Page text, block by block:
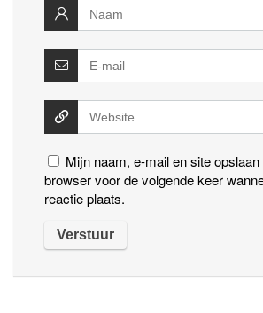
Mijn naam, e-mail en site
browser voor de volgende keer
reactie plaats.